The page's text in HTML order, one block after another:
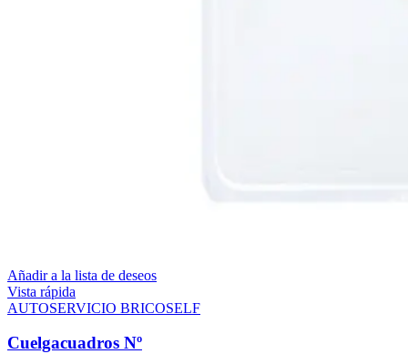
Añadir a la lista de deseos
Vista rápida
AUTOSERVICIO BRICOSELF
Cuelgacuadros Nº